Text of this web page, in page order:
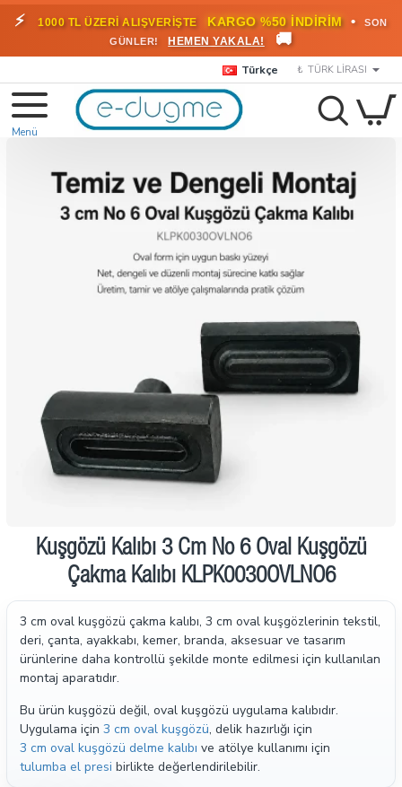
⚡ 1000 TL ÜZERİ ALIŞVERİŞTE KARGO %50 İNDİRİM •
SON
GÜNLER!
HEMEN YAKALA! 🚚
Türkçe ₺ TÜRK LIRASI
İndirimde
Kuşgözü Kalıbı 3 Cm No 6 Oval Kuşgözü
Çakma Kalıbı KLPK0030OVLNO6
3 cm oval kuşgözü çakma kalıbı, 3 cm oval kuşgözlerinin tekstil,
deri, çanta, ayakkabı, kemer, branda, aksesuar ve tasarım
ürünlerine daha kontrollü şekilde monte edilmesi için kullanılan
montaj aparatıdır.
Bu ürün kuşgözü değil, oval kuşgözü uygulama kalıbıdır.
Uygulama için 3 cm oval kuşgözü, delik hazırlığı için
3 cm oval kuşgözü delme kalıbı ve atölye kullanımı için
tulumba el presi birlikte değerlendirilebilir.